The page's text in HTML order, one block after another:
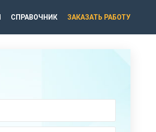
СПРАВОЧНИК ЗАКАЗАТЬ РАБОТУ